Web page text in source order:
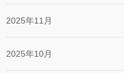
2025年11月
2025年10月